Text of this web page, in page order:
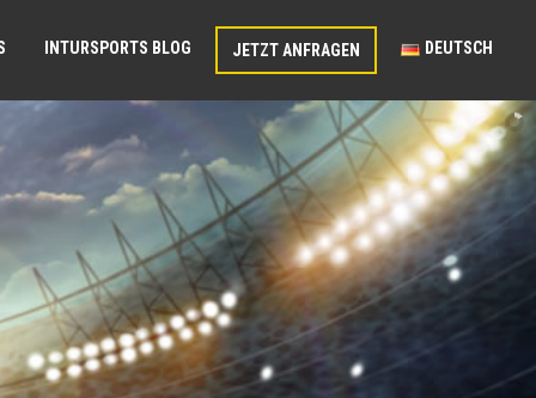
INTURSPORTS BLOG JETZT ANFRAGEN DEUTSCH